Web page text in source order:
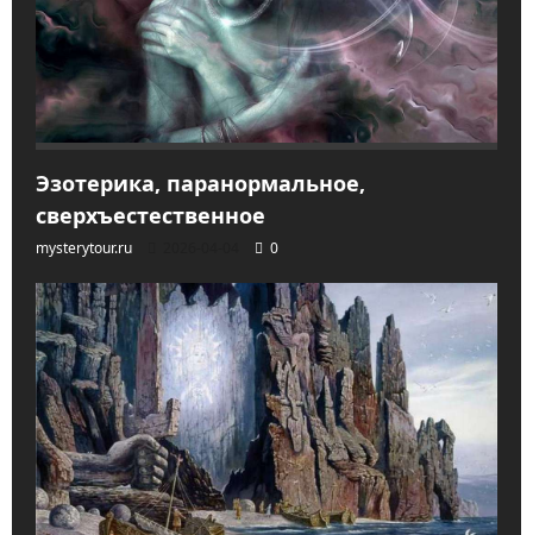
Эзотерика, паранормальное,
сверхъестественное
mysterytour.ru 0